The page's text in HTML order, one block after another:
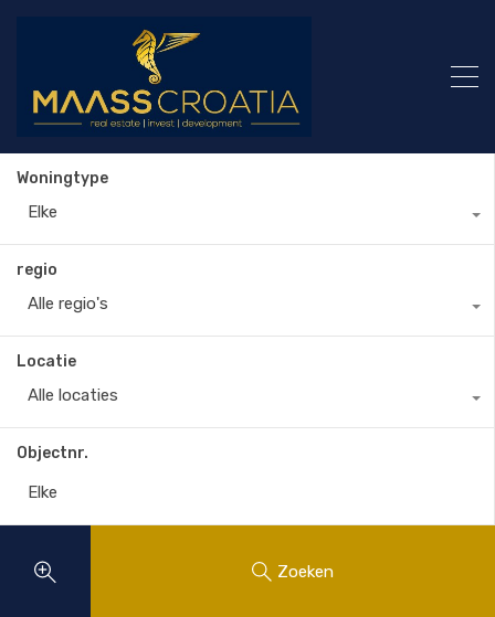
Woningtype
Elke
regio
Alle regio's
Locatie
Alle locaties
Objectnr.
Zoeken